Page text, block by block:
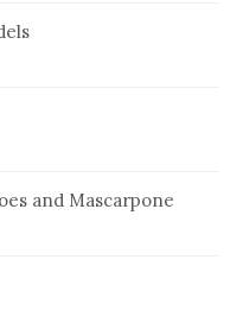
and Mascarpone